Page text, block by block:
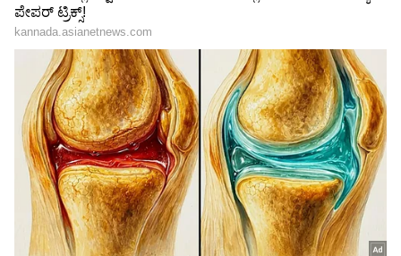
ಇದನ್ನೂ ಓದಿ:ಕೈಕೊಟ್ಟ ಮಳೆ: 11 ಎಕ್ರೆ ಗೋವಿನಜೋಳದ
ಬೆಳೆ ಟ್ರ‍್ಯಾಕ್ಟರ್‌ನಿಂದ ನಾಶ ಮಾಡಿದ ಹಾವೇರಿ ರೈತ
Trade Deal | Party Rounds